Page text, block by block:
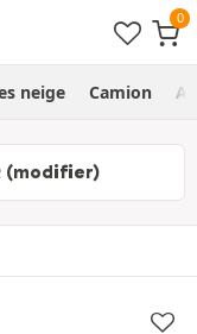
neige Camion
(modifier)